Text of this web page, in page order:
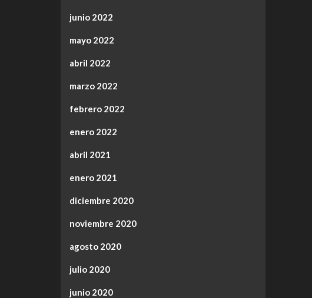
junio 2022
mayo 2022
abril 2022
marzo 2022
febrero 2022
enero 2022
abril 2021
enero 2021
diciembre 2020
noviembre 2020
agosto 2020
julio 2020
junio 2020